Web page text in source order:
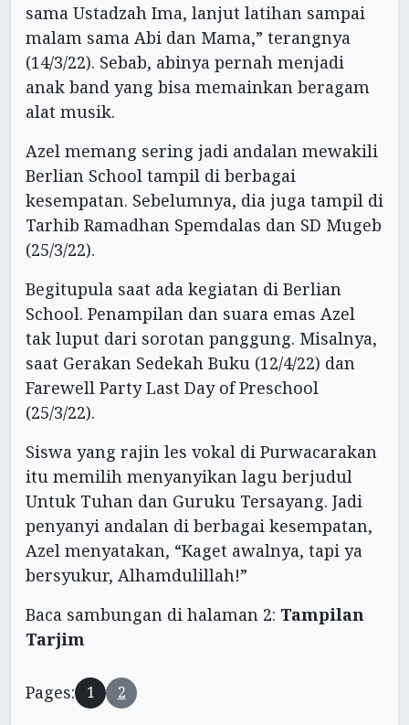
sama Ustadzah Ima, lanjut latihan sampai
malam sama Abi dan Mama,” terangnya
(14/3/22). Sebab, abinya pernah menjadi
anak band yang bisa memainkan beragam
alat musik.
Azel memang sering jadi andalan mewakili
Berlian School tampil di berbagai
kesempatan. Sebelumnya, dia juga tampil di
Tarhib Ramadhan Spemdalas dan SD Mugeb
(25/3/22).
Begitupula saat ada kegiatan di Berlian
School. Penampilan dan suara emas Azel
tak luput dari sorotan panggung. Misalnya,
saat Gerakan Sedekah Buku (12/4/22) dan
Farewell Party Last Day of Preschool
(25/3/22).
Siswa yang rajin les vokal di Purwacarakan
itu memilih menyanyikan lagu berjudul
Untuk Tuhan dan Guruku Tersayang. Jadi
penyanyi andalan di berbagai kesempatan,
Azel menyatakan, “Kaget awalnya, tapi ya
bersyukur, Alhamdulillah!”
Baca sambungan di halaman 2: Tampilan
Tarjim
Pages: 1 2